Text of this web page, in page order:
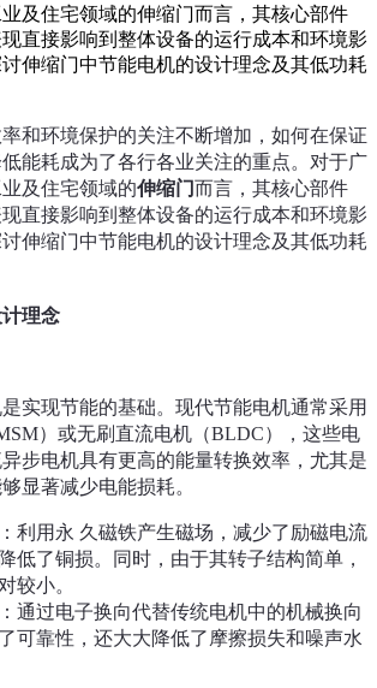
及住宅领域的伸缩门而言，其核心部件
直接影响到整体设备的运行成本和环境影
伸缩门中节能电机的设计理念及其低功耗
和环境保护的关注不断增加，如何在保证
能耗成为了各行各业关注的重点。对于广
及住宅领域的伸缩门而言，其核心部件
直接影响到整体设备的运行成本和环境影
伸缩门中节能电机的设计理念及其低功耗
理念
实现节能的基础。现代节能电机通常采用
）或无刷直流电机（BLDC），这些电
步电机具有更高的能量转换效率，尤其是
显著减少电能损耗。
利用永 久磁铁产生磁场，减少了励磁电流
低了铜损。同时，由于其转子结构简单，
较小。
通过电子换向代替传统电机中的机械换向
可靠性，还大大降低了摩擦损失和噪声水